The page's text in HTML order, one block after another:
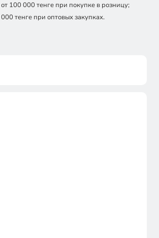
100 000 тенге при покупке в розницу;
тенге при оптовых закупках.